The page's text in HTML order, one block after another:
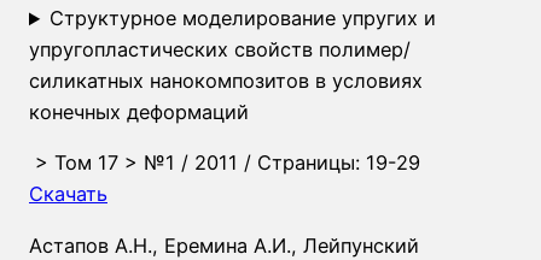
Структурное моделирование упругих и
упругопластических свойств полимер/
силикатных нанокомпозитов в условиях
конечных деформаций
> Том 17 > №1 / 2011 / Страницы: 19-29
Скачать
Астапов А.Н., Еремина А.И., Лейпунский